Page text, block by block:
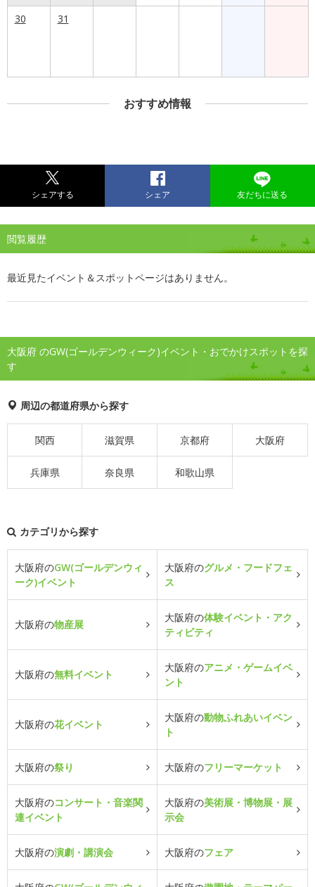
30 31
おすすめ情報
シェアする シェア 友だちに送る
閲覧履歴
最近見たイベント＆スポットページはありません。
大阪府 のGW(ゴールデンウィーク)イベント・おでかけスポットを探
す
周辺の都道府県から探す
関西 滋賀県 京都府 大阪府
兵庫県 奈良県 和歌山県
カテゴリから探す
大阪府のGW(ゴールデンウィ
ーク)イベント
大阪府のグルメ・フードフェ
ス
大阪府の物産展
大阪府の体験イベント・アク
ティビティ
大阪府の無料イベント
大阪府のアニメ・ゲームイベ
ント
大阪府の花イベント
大阪府の動物ふれあいイベン
ト
大阪府の祭り 大阪府のフリーマーケット
大阪府のコンサート・音楽関
連イベント
大阪府の美術展・博物展・展
示会
大阪府の演劇・講演会 大阪府のフェア